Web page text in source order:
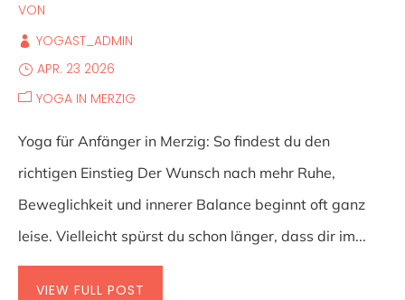
VON
YOGAST_ADMIN
APR. 23 2026
YOGA IN MERZIG
Yoga für Anfänger in Merzig: So findest du den
richtigen Einstieg Der Wunsch nach mehr Ruhe,
Beweglichkeit und innerer Balance beginnt oft ganz
leise. Vielleicht spürst du schon länger, dass dir im...
VIEW FULL POST